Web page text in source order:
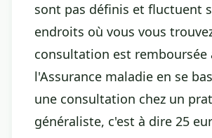
sont pas définis et fluctuent
endroits où vous vous
consultation est remboursée
l'Assurance maladie en se
une consultation chez un
généraliste, c'est à dire 25